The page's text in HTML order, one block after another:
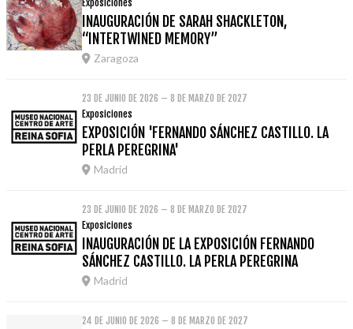
Exposiciones
INAUGURACIÓN DE SARAH SHACKLETON,
“INTERTWINED MEMORY”
Zaragoza
23 DE JUNIO DE 2026 – 8 DE MARZO DE 2027
Exposiciones
EXPOSICIÓN 'FERNANDO SÁNCHEZ CASTILLO. LA
PERLA PEREGRINA'
Madrid
23 DE JUNIO DE 2026 – 8 DE MARZO DE 2027
Exposiciones
INAUGURACIÓN DE LA EXPOSICIÓN FERNANDO
SÁNCHEZ CASTILLO. LA PERLA PEREGRINA
Madrid
24 DE JUNIO DE 2026 – 8 DE MARZO DE 2027